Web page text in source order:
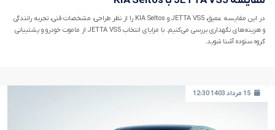
در این مقایسه عمیق، JETTA VS5 و KIA Seltos را از نظر طراحی، مشخصات فنی، تجربه رانندگی
و هزینه‌های نگهداری بررسی می‌کنیم. با مزایای انتخاب JETTA VS5 از ماموت خودرو و پشتیبانی
گروه ستوده آشنا شوید.